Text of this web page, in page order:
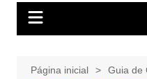
Página inicial
Guia de